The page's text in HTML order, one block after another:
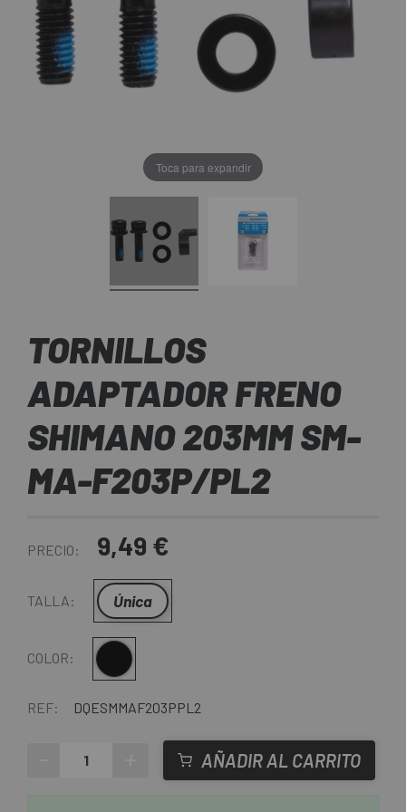
Toca para expandir
TORNILLOS
ADAPTADOR FRENO
SHIMANO 203MM SM-
MA-F203P/PL2
PRECIO: 9,49 €
TALLA: Única
COLOR: Multi
REF: DQESMMAF203PPL2
AÑADIR AL CARRITO